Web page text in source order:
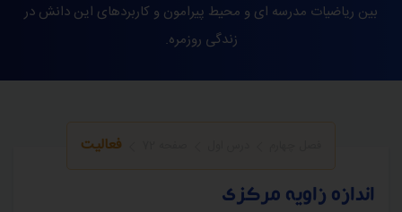
بین ریاضیات مدرسه ای و محیط پیرامون و کاربردهای این دانش در
زندگی روزمره.
فعالیت
اندازه زاویه مرکزی